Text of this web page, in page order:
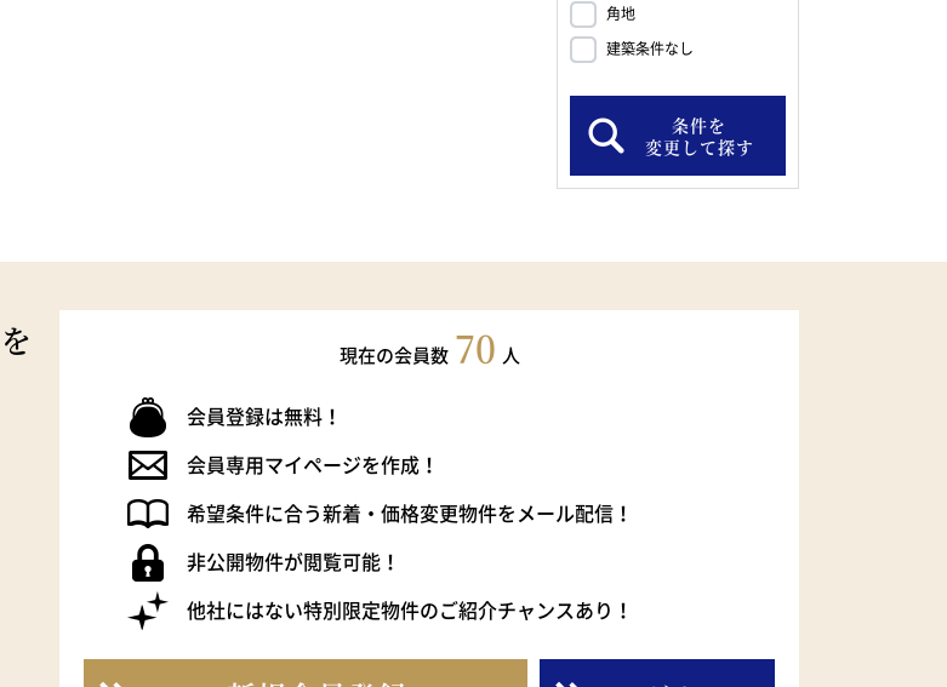
角地
建築条件なし
条件を
変更して探す
を 現在の会員数 70 人
会員登録は無料！
会員専用マイページを作成！
希望条件に合う新着・価格変更物件をメール配信！
非公開物件が閲覧可能！
他社にはない特別限定物件のご紹介チャンスあり！